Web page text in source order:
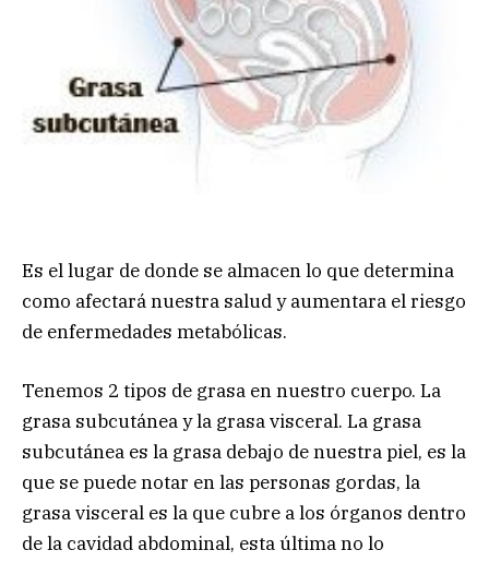
Es el lugar de donde se almacen lo que determina
como afectará nuestra salud y aumentara el riesgo
de enfermedades metabólicas.
Tenemos 2 tipos de grasa en nuestro cuerpo. La
grasa subcutánea y la grasa visceral. La grasa
subcutánea es la grasa debajo de nuestra piel, es la
que se puede notar en las personas gordas, la
grasa visceral es la que cubre a los órganos dentro
de la cavidad abdominal, esta última no lo